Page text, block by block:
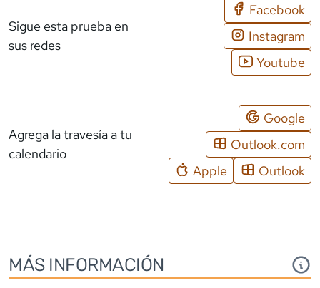
Sigue esta prueba en
sus redes
Facebook
Instagram
Youtube
Agrega la travesía a tu
calendario
Google
Outlook.com
Apple
Outlook
MÁS INFORMACIÓN